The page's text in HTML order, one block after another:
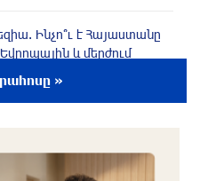
Ինչո՞ւ է Հայաստանը
և մերժում
ընկալեն որպես
խոչընդոտ»
»